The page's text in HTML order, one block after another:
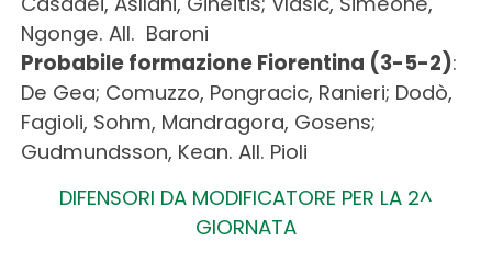
Ngonge. All. Baroni
Probabile formazione Fiorentina (3-5-2):
De Gea; Comuzzo, Pongracic, Ranieri; Dodò,
Fagioli, Sohm, Mandragora, Gosens;
Gudmundsson, Kean. All. Pioli
DIFENSORI DA MODIFICATORE PER LA 2^
GIORNATA